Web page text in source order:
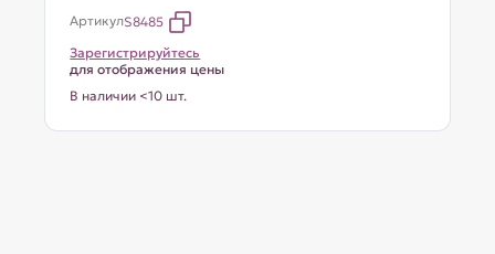
АртикулS8485
Зарегистрируйтесь
для отображения цены
В наличии <10 шт.